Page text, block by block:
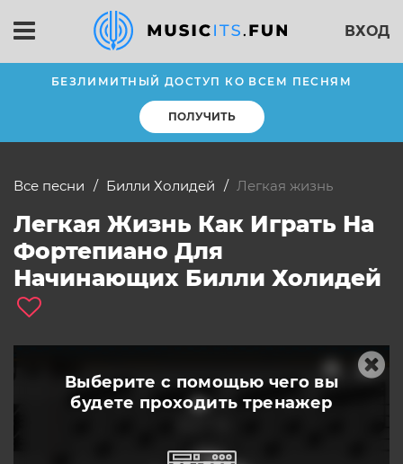
ВХОД
БЕЗЛИМИТНЫЙ ДОСТУП КО ВСЕМ ПЕСНЯМ
ПОЛУЧИТЬ
Все песни Билли Холидей легкая жизнь
Легкая Жизнь Как Играть На
Фортепиано Для
Начинающих Билли Холидей
Выберите с помощью чего вы
будете проходить тренажер